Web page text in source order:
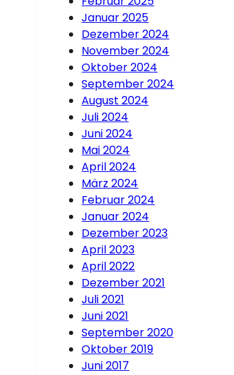
Januar 2025
Dezember 2024
November 2024
Oktober 2024
September 2024
August 2024
Juli 2024
Juni 2024
Mai 2024
April 2024
März 2024
Februar 2024
Januar 2024
Dezember 2023
April 2023
April 2022
Dezember 2021
Juli 2021
Juni 2021
September 2020
Oktober 2019
Juni 2017